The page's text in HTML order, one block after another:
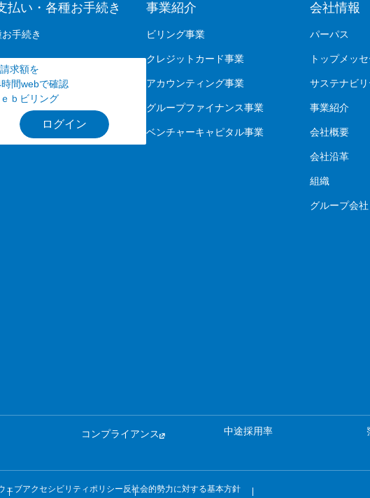
払い・各種お手続き
手続き
求額を
間webで確認
ｂビリング
ログイン
事業紹介
ビリング事業
クレジットカード事業
アカウンティング事業
グループファイナンス事業
ベンチャーキャピタル事業
会社情報
パーパス
トップメッ
サステナビリ
事業紹介
会社概要
会社沿革
組織
グループ会
コンプライアンス 中途採用率
ェブアクセシビリティポリシー反社会的勢力に対する基本方針